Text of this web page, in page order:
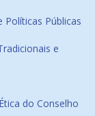
Políticas Públicas
e
do Conselho